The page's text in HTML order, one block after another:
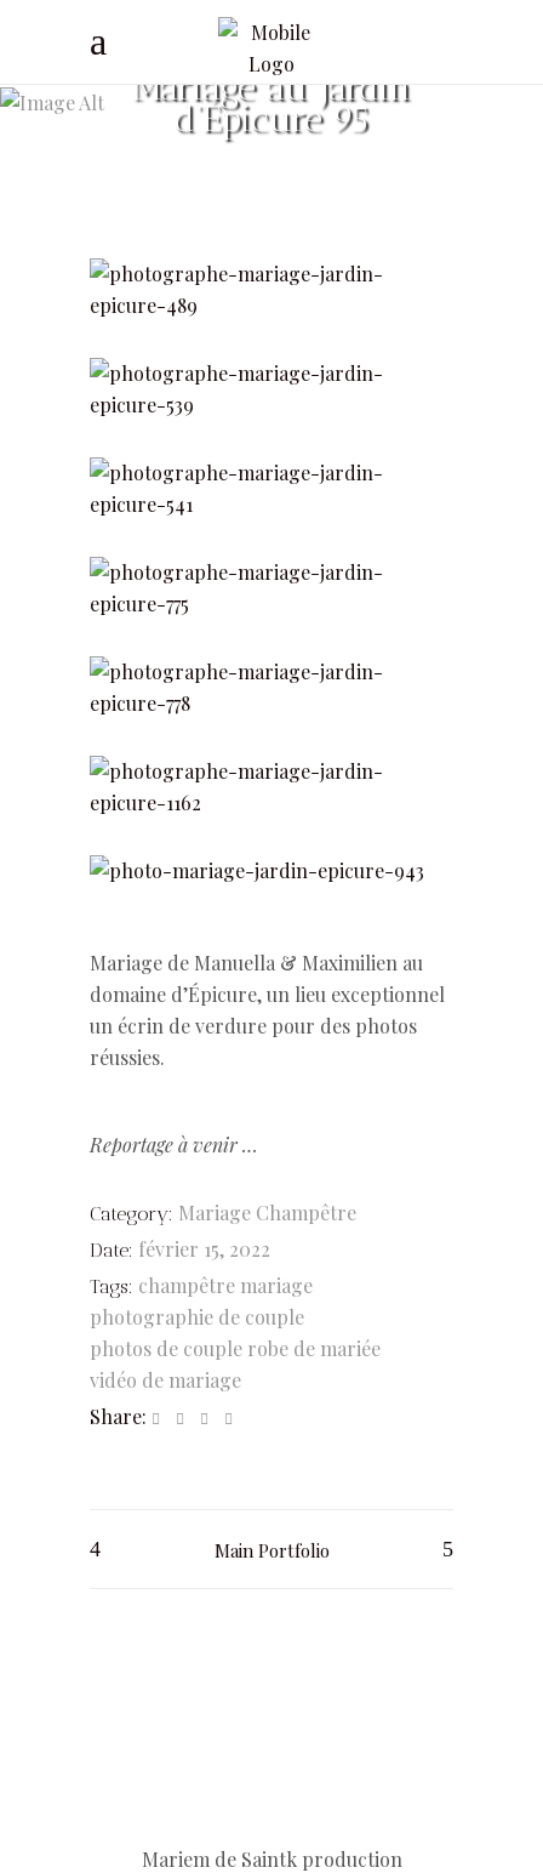
Mariage au jardin
d’Épicure 95
Mariage de Manuella & Maximilien au
domaine d’Épicure, un lieu exceptionnel
un écrin de verdure pour des photos
réussies.
Reportage à venir …
Category: Mariage Champêtre
Date: février 15, 2022
Tags: champêtre mariage
photographie de couple
photos de couple robe de mariée
vidéo de mariage
Share:
Main Portfolio
Mariem de Saintk production